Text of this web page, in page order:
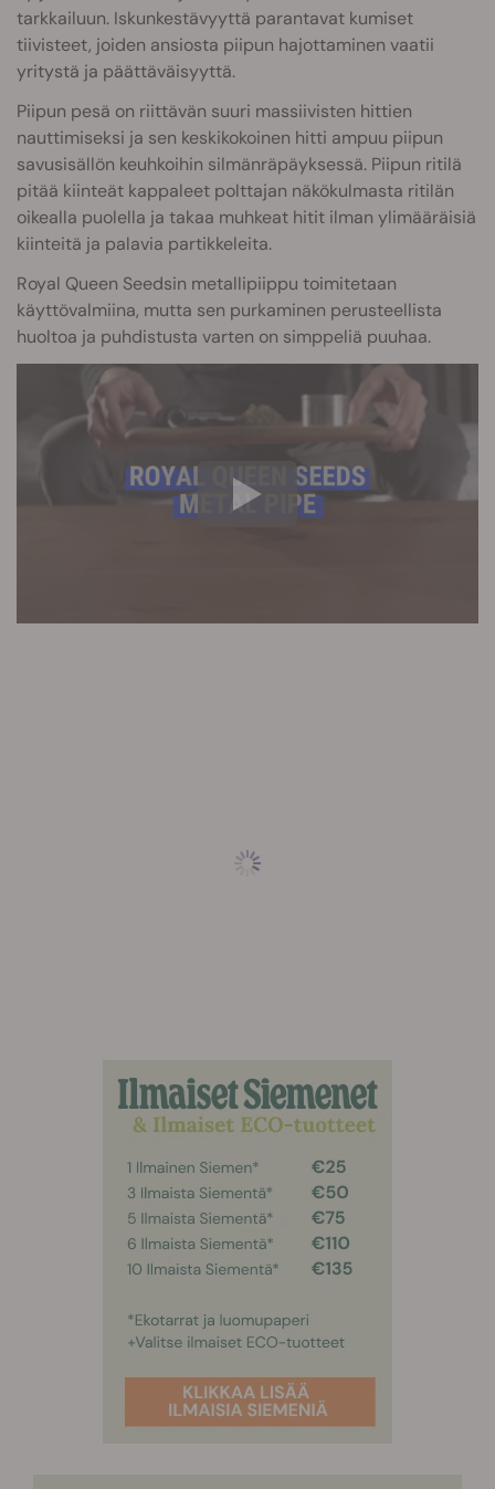
tarkkailuun. Iskunkestävyyttä parantavat kumiset
tiivisteet, joiden ansiosta piipun hajottaminen vaatii
yritystä ja päättäväisyyttä.
Piipun pesä on riittävän suuri massiivisten hittien
nauttimiseksi ja sen keskikokoinen hitti ampuu piipun
savusisällön keuhkoihin silmänräpäyksessä. Piipun ritilä
pitää kiinteät kappaleet polttajan näkökulmasta ritilän
oikealla puolella ja takaa muhkeat hitit ilman ylimääräisiä
kiinteitä ja palavia partikkeleita.
Royal Queen Seedsin metallipiippu toimitetaan
käyttövalmiina, mutta sen purkaminen perusteellista
huoltoa ja puhdistusta varten on simppeliä puuhaa.